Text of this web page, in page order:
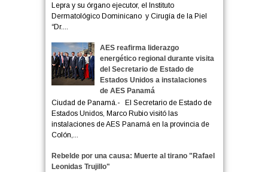
Lepra y su órgano ejecutor, el Instituto
Dermatológico Dominicano y Cirugía de la Piel
“Dr....
AES reafirma liderazgo
energético regional durante visita
del Secretario de Estado de
Estados Unidos a instalaciones
de AES Panamá
Ciudad de Panamá.- El Secretario de Estado de
Estados Unidos, Marco Rubio visitó las
instalaciones de AES Panamá en la provincia de
Colón,...
Rebelde por una causa: Muerte al tirano "Rafael
Leonidas Trujillo"